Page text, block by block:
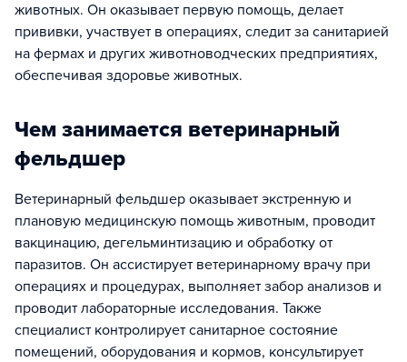
животных. Он оказывает первую помощь, делает
прививки, участвует в операциях, следит за санитарией
на фермах и других животноводческих предприятиях,
обеспечивая здоровье животных.
Чем занимается ветеринарный
фельдшер
Ветеринарный фельдшер оказывает экстренную и
плановую медицинскую помощь животным, проводит
вакцинацию, дегельминтизацию и обработку от
паразитов. Он ассистирует ветеринарному врачу при
операциях и процедурах, выполняет забор анализов и
проводит лабораторные исследования. Также
специалист контролирует санитарное состояние
помещений, оборудования и кормов, консультирует